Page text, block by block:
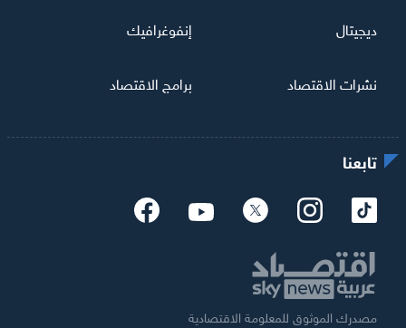
تابعنا
مصدرك الموثوق للمعلومة الاقتصادية
ديجيتال إنفوغرافيك
نشرات الاقتصاد برامج الاقتصاد